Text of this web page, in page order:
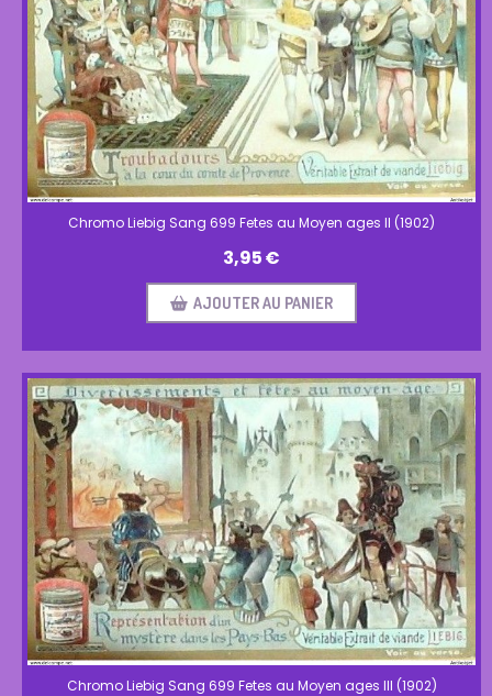
Chromo Liebig Sang 699 Fetes au Moyen ages II (1902)
3,95€
AJOUTER AU PANIER
Chromo Liebig Sang 699 Fetes au Moyen ages III (1902)